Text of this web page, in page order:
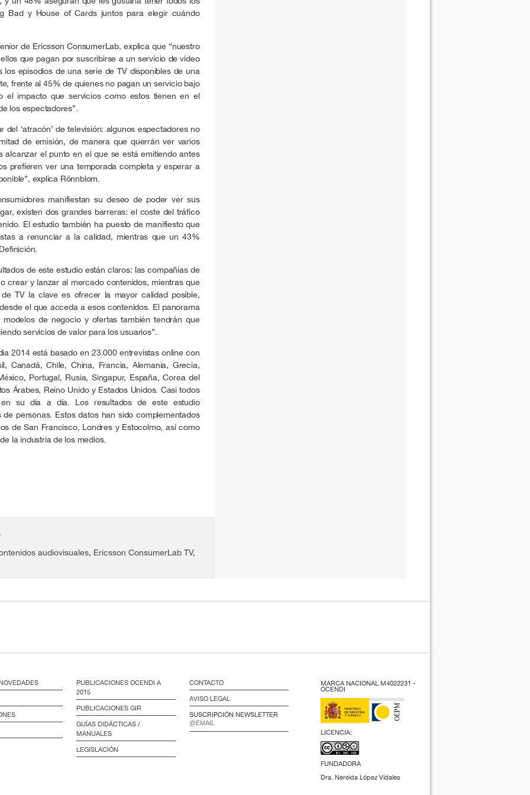
Bad y House of Cards juntos para elegir cuándo
de Ericsson ConsumerLab, explica que “nuestro
que pagan por suscribirse a un servicio de vídeo
episodios de una serie de TV disponibles de una
frente al 45% de quienes no pagan un servicio bajo
el impacto que servicios como estos tienen en el
los espectadores”.
del ‘atracón’ de televisión: algunos espectadores no
de emisión, de manera que querrán ver varios
alcanzar el punto en el que se está emitiendo antes
prefieren ver una temporada completa y esperar a
explica Rönnblom.
manifiestan su deseo de poder ver sus
existen dos grandes barreras: el coste del tráfico
El estudio también ha puesto de manifiesto que
a renunciar a la calidad, mientras que un 43%
de este estudio están claros: las compañías de
crear y lanzar al mercado contenidos, mientras que
TV la clave es ofrecer la mayor calidad posible,
el que acceda a esos contenidos. El panorama
de negocio y ofertas también tendrán que
servicios de valor para los usuarios”.
2014 está basado en 23.000 entrevistas online con
Canadá, Chile, China, Francia, Alemania, Grecia,
Portugal, Rusia, Singapur, España, Corea del
Árabes, Reino Unido y Estados Unidos. Casi todos
en su día a día. Los resultados de este estudio
personas. Estos datos han sido complementados
de San Francisco, Londres y Estocolmo, así como
la industria de los medios.
audiovisuales, Ericsson ConsumerLab TV,
PUBLICACIONES OCENDI A
2015
PUBLICACIONES GIR
GUÍAS DIDÁCTICAS /
MANUALES
LEGISLACIÓN
CONTACTO
AVISO LEGAL
SUSCRIPCIÓN NEWSLETTER
MARCA NACIONAL M4022231 -
OCENDI
LICENCIA:
FUNDADORA
Dra. Nereida López Vidales